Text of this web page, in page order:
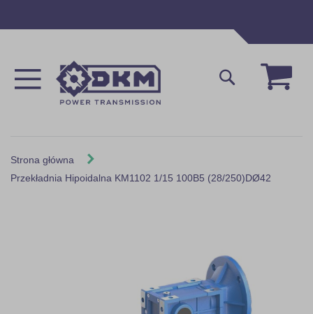
Mój
Szukaj
Strona główna
Przekładnia Hipoidalna KM1102 1/15 100B5 (28/250)DØ42